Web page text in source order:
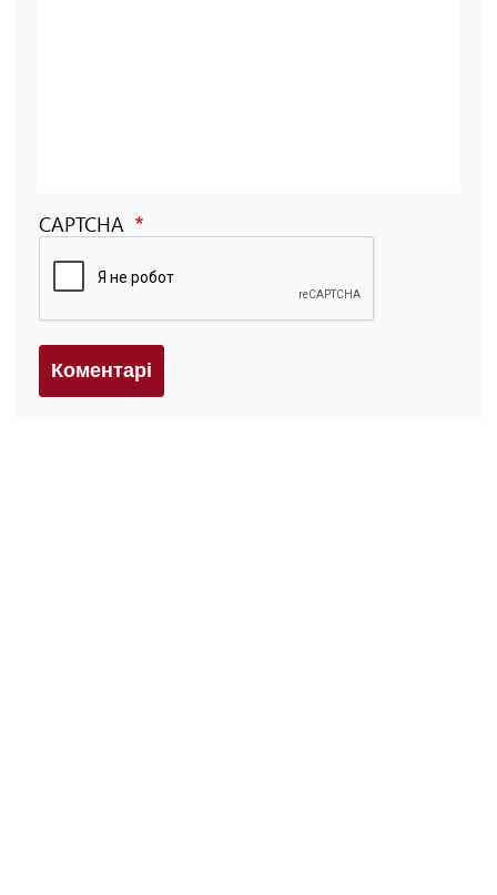
CAPTCHA
Коментарi